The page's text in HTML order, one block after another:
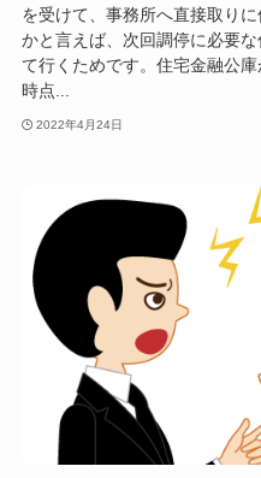
を受けて、事務所へ直接取り
かと言えば、次回調停に必要
て行くためです。住宅金融公
時点...
2022年4月24日